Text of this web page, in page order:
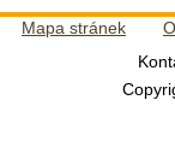
Mapa stránek